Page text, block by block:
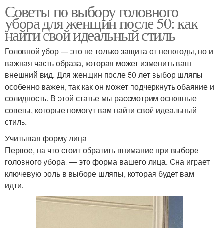
Советы по выбору головного
убора для женщин после 50: как
найти свой идеальный стиль
Головной убор — это не только защита от непогоды, но и
важная часть образа, которая может изменить ваш
внешний вид. Для женщин после 50 лет выбор шляпы
особенно важен, так как он может подчеркнуть обаяние и
солидность. В этой статье мы рассмотрим основные
советы, которые помогут вам найти свой идеальный
стиль.
Учитывая форму лица
Первое, на что стоит обратить внимание при выборе
головного убора, — это форма вашего лица. Она играет
ключевую роль в выборе шляпы, которая будет вам
идти.